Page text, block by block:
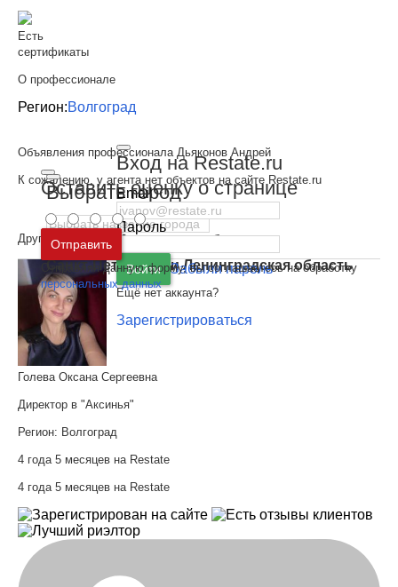
Выбрать город
Москва и
Московская область
Санкт-Петербург иЛенинградская область
Вход на Restate.ru
Email
Пароль
Войти Забыли пароль
Ещё нет аккаунта?
Зарегистрироваться
Есть
сертификаты
О профессионале
Регион:Волгоград
Объявления профессионала Дьяконов Андрей
К сожалению, у агента нет объектов на сайте Restate.ru
Другие профессионалы этого региона
Голева Оксана Сергеевна
Директор в "Аксинья"
Регион: Волгоград
4 года 5 месяцев на Restate
4 года 5 месяцев на Restate
Оставить оценку о странице
Отправить
Отправляя данную форму, вы соглашаетесь на обработку
персональных данных